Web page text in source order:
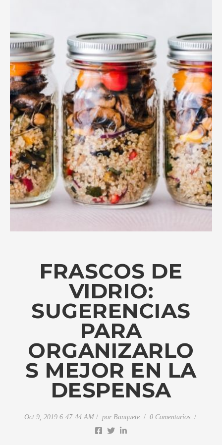
FRASCOS DE
VIDRIO:
SUGERENCIAS
PARA
ORGANIZARLO
S MEJOR EN LA
DESPENSA
Oct 9, 2019 6:47:44 AM por Banquete 0 Comentarios